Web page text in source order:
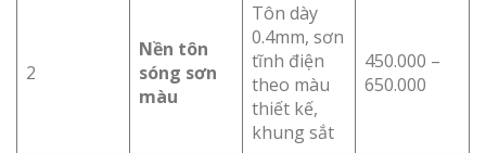
2
Nền tôn
sóng sơn
màu
Tôn dày
0.4mm, sơn
tĩnh điện
theo màu
thiết kế,
khung sắt
450.000 –
650.000